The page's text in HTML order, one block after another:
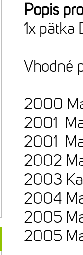
Popis
1x
Vhodné
2000
2001
2001
2002
2003
2004
2005
2005